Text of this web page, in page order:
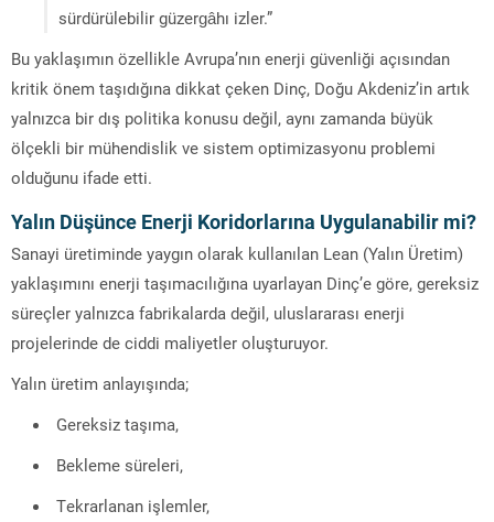
sürdürülebilir güzergâhı izler.”
Bu yaklaşımın özellikle Avrupa’nın enerji güvenliği açısından
kritik önem taşıdığına dikkat çeken Dinç, Doğu Akdeniz’in artık
yalnızca bir dış politika konusu değil, aynı zamanda büyük
ölçekli bir mühendislik ve sistem optimizasyonu problemi
olduğunu ifade etti.
Yalın Düşünce Enerji Koridorlarına Uygulanabilir mi?
Sanayi üretiminde yaygın olarak kullanılan Lean (Yalın Üretim)
yaklaşımını enerji taşımacılığına uyarlayan Dinç’e göre, gereksiz
süreçler yalnızca fabrikalarda değil, uluslararası enerji
projelerinde de ciddi maliyetler oluşturuyor.
Yalın üretim anlayışında;
Gereksiz taşıma,
Bekleme süreleri,
Tekrarlanan işlemler,